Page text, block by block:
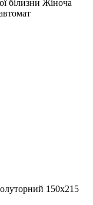
білизни Жіноча
150х215